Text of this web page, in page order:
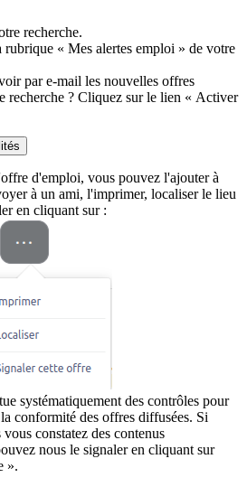
recherche.
rubrique « Mes alertes emploi » de votre
par e-mail les nouvelles offres
recherche ? Cliquez sur le lien « Activer
d'emploi, vous pouvez l'ajouter à
à un ami, l'imprimer, localiser le lieu
en cliquant sur :
systématiquement des contrôles pour
conformité des offres diffusées. Si
constatez des contenus
nous le signaler en cliquant sur
».